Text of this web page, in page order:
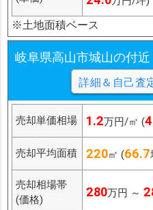
※土地面積ベース
岐阜県高山市城山の付近
詳細＆自己査
売却単価相場 1.2万円/㎡ (
売却平均面積 220㎡ (66.7
売却相場帯
(価格)
280万円 ～